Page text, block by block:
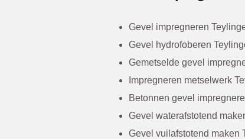
Gevel impregneren
Gevel hydrofoberen
Gemetselde gevel
Impregneren metselwerk
Betonnen gevel
Gevel waterafstotend
Gevel vuilafstotend maken